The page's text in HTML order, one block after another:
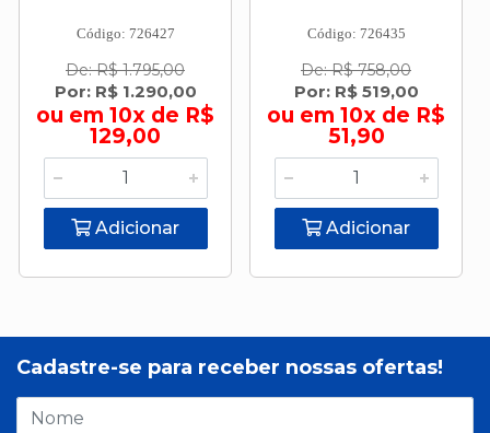
Código: 726427
De: R$ 1.795,00
Por: R$ 1.290,00
ou em 10x de R$
129,00
Adicionar
Código: 726435
De: R$ 758,00
Por: R$ 519,00
ou em 10x de R$
51,90
Adicionar
Cadastre-se para receber nossas ofertas!